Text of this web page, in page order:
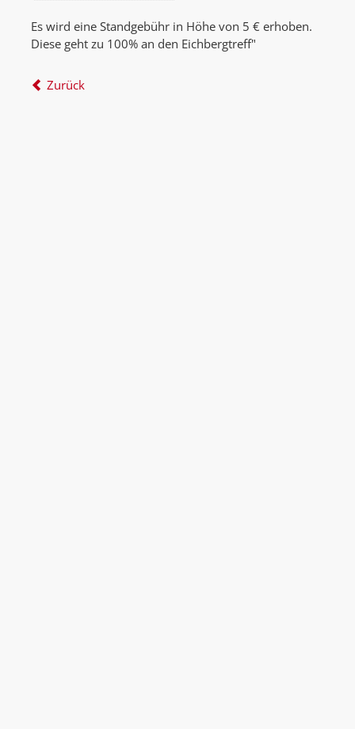
Es wird eine Standgebühr in Höhe von 5 € erhoben.
Diese geht zu 100% an den Eichbergtreff"
Zurück